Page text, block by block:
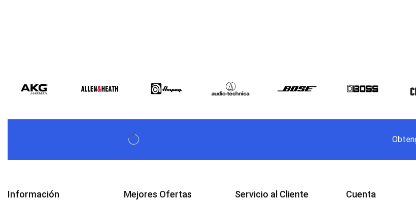
Información Mejores Ofertas Servicio al Cliente Cuenta